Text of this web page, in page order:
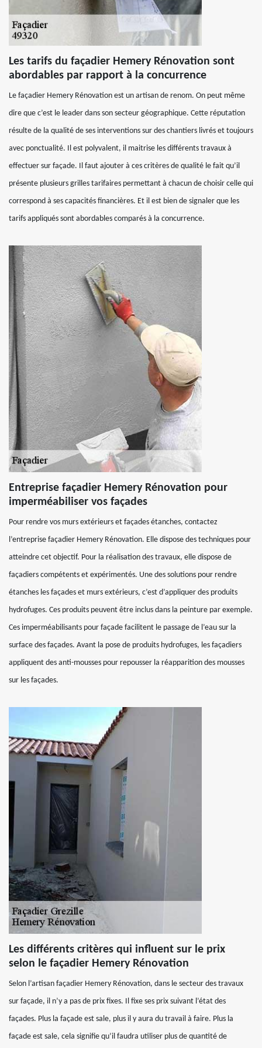
Les tarifs du façadier Hemery Rénovation sont
abordables par rapport à la concurrence
Le façadier Hemery Rénovation est un artisan de renom. On peut même
dire que c’est le leader dans son secteur géographique. Cette réputation
résulte de la qualité de ses interventions sur des chantiers livrés et toujours
avec ponctualité. Il est polyvalent, il maitrise les différents travaux à
effectuer sur façade. Il faut ajouter à ces critères de qualité le fait qu’il
présente plusieurs grilles tarifaires permettant à chacun de choisir celle qui
correspond à ses capacités financières. Et il est bien de signaler que les
tarifs appliqués sont abordables comparés à la concurrence.
Entreprise façadier Hemery Rénovation pour
imperméabiliser vos façades
Pour rendre vos murs extérieurs et façades étanches, contactez
l’entreprise façadier Hemery Rénovation. Elle dispose des techniques pour
atteindre cet objectif. Pour la réalisation des travaux, elle dispose de
façadiers compétents et expérimentés. Une des solutions pour rendre
étanches les façades et murs extérieurs, c’est d’appliquer des produits
hydrofuges. Ces produits peuvent être inclus dans la peinture par exemple.
Ces imperméabilisants pour façade facilitent le passage de l’eau sur la
surface des façades. Avant la pose de produits hydrofuges, les façadiers
appliquent des anti-mousses pour repousser la réapparition des mousses
sur les façades.
Les différents critères qui influent sur le prix
selon le façadier Hemery Rénovation
Selon l’artisan façadier Hemery Rénovation, dans le secteur des travaux
sur façade, il n’y a pas de prix fixes. Il fixe ses prix suivant l’état des
façades. Plus la façade est sale, plus il y aura du travail à faire. Plus la
façade est sale, cela signifie qu’il faudra utiliser plus de quantité de